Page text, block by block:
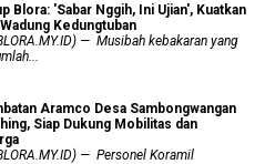
Blora: ​'Sabar Nggih, Ini Ujian', Kuatkan
Kedungtuban
— Musibah kebakaran yang
Aramco Desa Sambongwangan
Siap Dukung Mobilitas dan
— Personel Koramil